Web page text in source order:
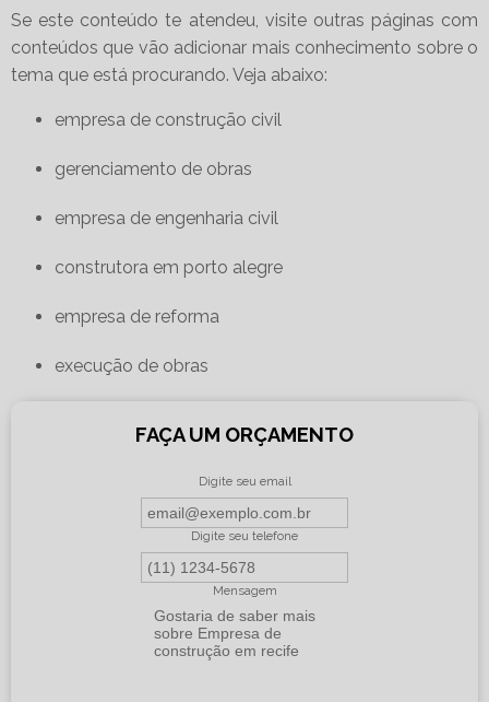
Se este conteúdo te atendeu, visite outras páginas com
conteúdos que vão adicionar mais conhecimento sobre o
tema que está procurando. Veja abaixo:
empresa de construção civil
gerenciamento de obras
empresa de engenharia civil
construtora em porto alegre
empresa de reforma
execução de obras
FAÇA UM ORÇAMENTO
Digite seu email
Digite seu telefone
Mensagem